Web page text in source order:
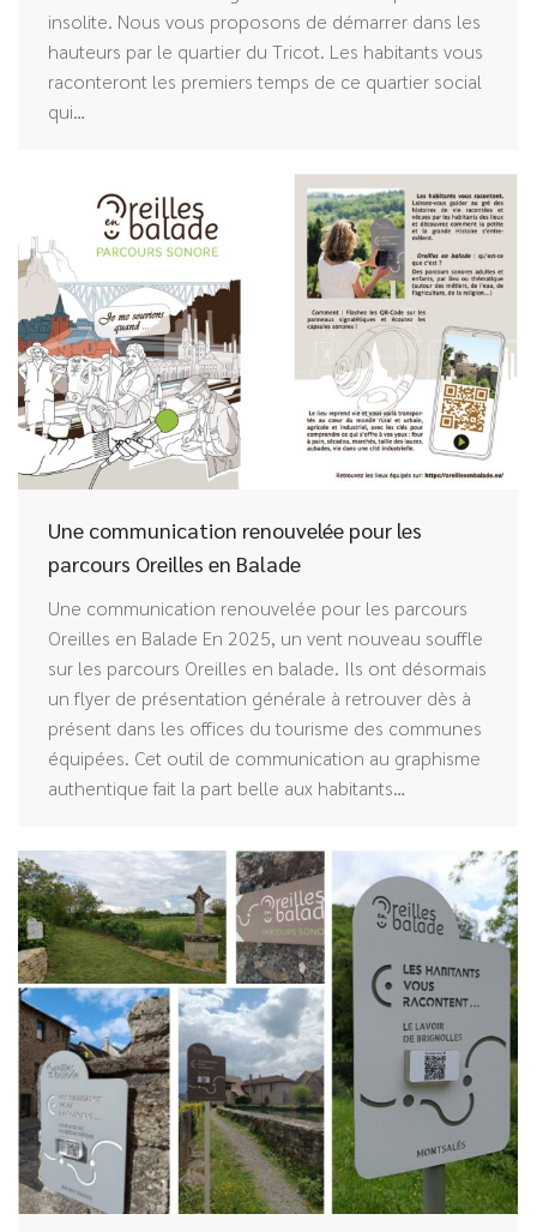
insolite. Nous vous proposons de démarrer dans les
hauteurs par le quartier du Tricot. Les habitants vous
raconteront les premiers temps de ce quartier social
qui…
Une communication renouvelée pour les
parcours Oreilles en Balade
Une communication renouvelée pour les parcours
Oreilles en Balade En 2025, un vent nouveau souffle
sur les parcours Oreilles en balade. Ils ont désormais
un flyer de présentation générale à retrouver dès à
présent dans les offices du tourisme des communes
équipées. Cet outil de communication au graphisme
authentique fait la part belle aux habitants…